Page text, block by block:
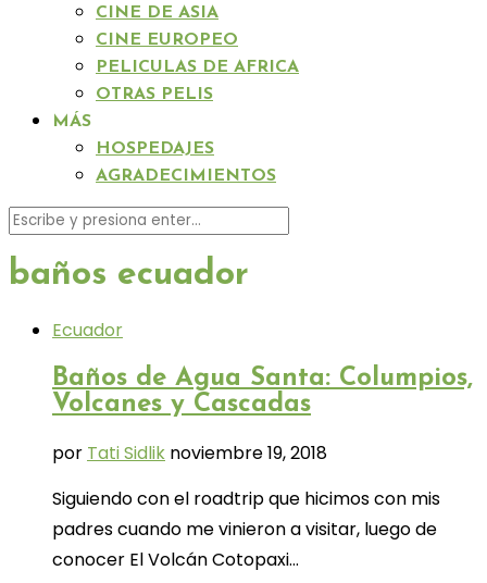
CINE DE ASIA
CINE EUROPEO
PELICULAS DE AFRICA
OTRAS PELIS
MÁS
HOSPEDAJES
AGRADECIMIENTOS
baños ecuador
Ecuador
Baños de Agua Santa: Columpios,
Volcanes y Cascadas
por Tati Sidlik noviembre 19, 2018
Siguiendo con el roadtrip que hicimos con mis
padres cuando me vinieron a visitar, luego de
conocer El Volcán Cotopaxi…